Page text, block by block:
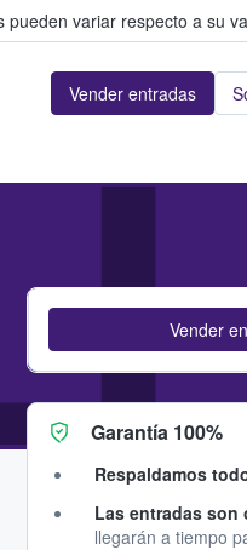
pueden variar respecto a su
Vender entradas
Vender
Garantía 100%
Respaldamos
Las entradas son
llegarán a tiempo